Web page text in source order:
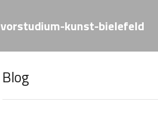
vorstudium-kunst-bielefeld
Blog